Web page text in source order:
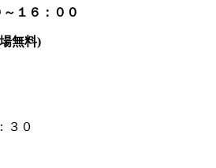
１６：００
無料)
３０